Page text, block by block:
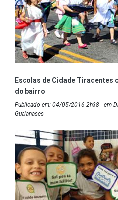
Escolas de Cidade Tiradentes
do bairro
Publicado em: 04/05/2016 2h38 - em
Guaianases